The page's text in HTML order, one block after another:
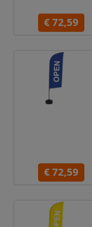
€ 72,59
€ 72,59